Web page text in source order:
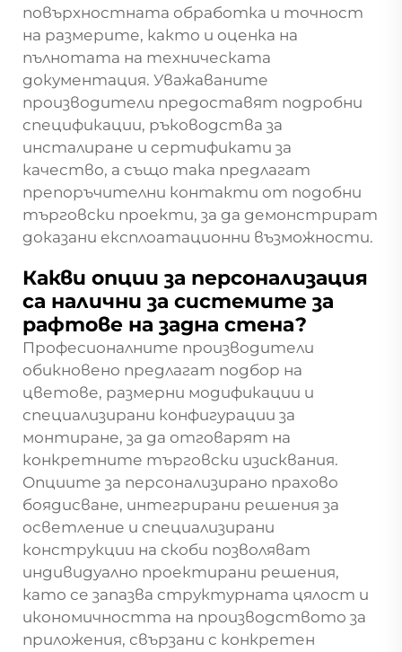
повърхностната обработка и точност
на размерите, както и оценка на
пълнотата на техническата
документация. Уважаваните
производители предоставят подробни
спецификации, ръководства за
инсталиране и сертификати за
качество, а също така предлагат
препоръчителни контакти от подобни
търговски проекти, за да демонстрират
доказани експлоатационни възможности.
Какви опции за персонализация
са налични за системите за
рафтове на задна стена?
Професионалните производители
обикновено предлагат подбор на
цветове, размерни модификации и
специализирани конфигурации за
монтиране, за да отговарят на
конкретните търговски изисквания.
Опциите за персонализирано прахово
боядисване, интегрирани решения за
осветление и специализирани
конструкции на скоби позволяват
индивидуално проектирани решения,
като се запазва структурната цялост и
икономичността на производството за
приложения, свързани с конкретен